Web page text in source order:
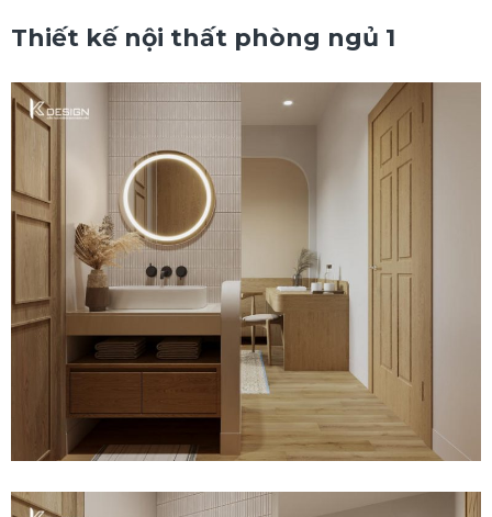
Thiết kế nội thất phòng ngủ 1